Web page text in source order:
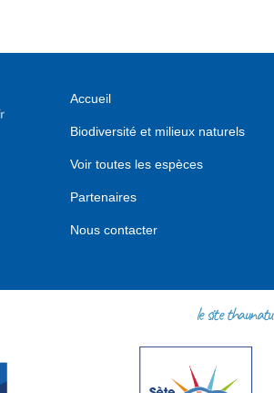
Accueil
Biodiversité et milieux naturels
Voir toutes les espèces
Partenaires
Nous contacter
le site